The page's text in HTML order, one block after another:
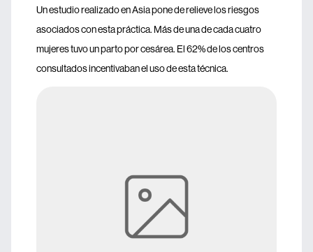
Un estudio realizado en Asia pone de relieve los riesgos
asociados con esta práctica. Más de una de cada cuatro
mujeres tuvo un parto por cesárea. El 62% de los centros
consultados incentivaban el uso de esta técnica.